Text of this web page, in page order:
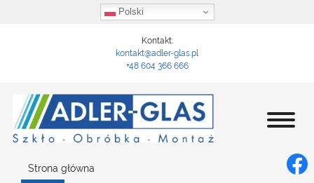
Polski
Kontakt:
kontakt@adler-glas.pl
+48 604 366 666
Strona główna